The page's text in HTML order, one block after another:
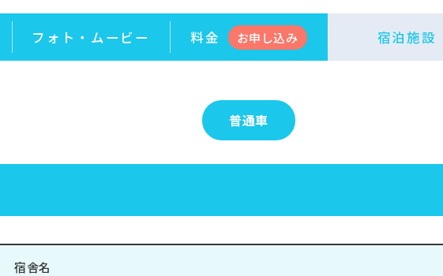
フォト・ ムービー 料金 お申 し込み 宿泊施設
普通車
宿舎名